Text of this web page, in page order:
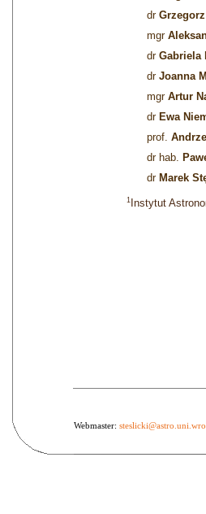
dr
mgr
dr Gabriela
dr Joanna
mgr Artur
dr Ewa
prof.
dr hab.
dr Marek
1Instytut
Webmaster: